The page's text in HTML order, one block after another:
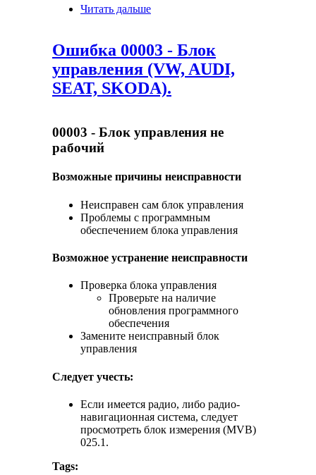
Читать дальше
Ошибка 00003 - Блок
управления (VW, AUDI,
SEAT, SKODA).
00003 - Блок управления не
рабочий
Возможные причины неисправности
Неисправен сам блок управления
Проблемы с программным
обеспечением блока управления
Возможное устранение неисправности
Проверка блока управления
Проверьте на наличие
обновления программного
обеспечения
Замените неисправный блок
управления
Следует учесть:
Если имеется радио, либо радио-
навигационная система, следует
просмотреть блок измерения (MVB)
025.1.
Tags: